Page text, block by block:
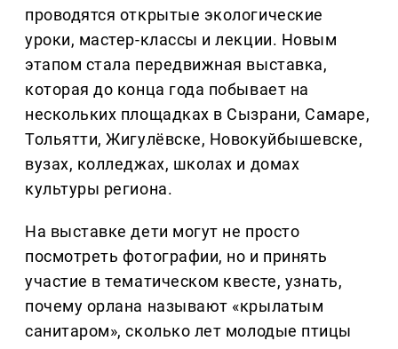
проводятся открытые экологические
уроки, мастер-классы и лекции. Новым
этапом стала передвижная выставка,
которая до конца года побывает на
нескольких площадках в Сызрани, Самаре,
Тольятти, Жигулёвске, Новокуйбышевске,
вузах, колледжах, школах и домах
культуры региона.
На выставке дети могут не просто
посмотреть фотографии, но и принять
участие в тематическом квесте, узнать,
почему орлана называют «крылатым
санитаром», сколько лет молодые птицы